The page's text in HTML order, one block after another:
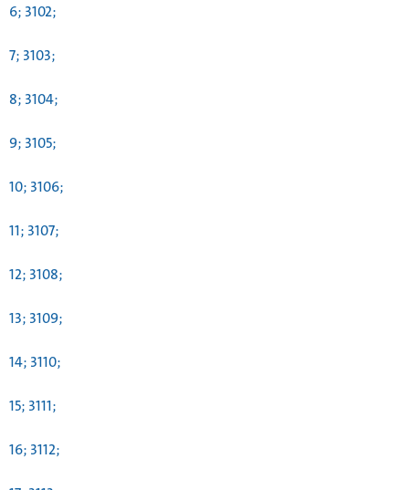
6; 3102;
7; 3103;
8; 3104;
9; 3105;
10; 3106;
11; 3107;
12; 3108;
13; 3109;
14; 3110;
15; 3111;
16; 3112;